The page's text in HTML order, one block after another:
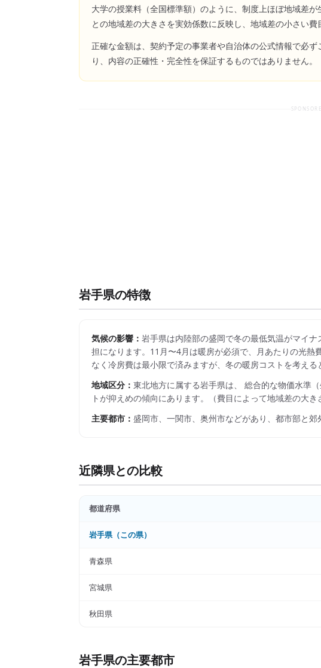
大学の授業料（全国標準額）のように、制度上ほぼ地域差
との地域差の大きさを実効係数に反映し、地域差の小さい費
正確な金額は、契約予定の事業者や自治体の公式情報で必
り、内容の正確性・完全性を保証するものではありません。
岩手県の特徴
気候の影響： 岩手県は内陸部の盛岡で冬の最低気温がマイ
担になります。11月〜4月は暖房が必須で、月あたりの光
なく冷房費は最小限で済みますが、冬の暖房コストを考える
地域区分： 東北地方に属する岩手県は、 総合的な物価水準
トが抑えめの傾向にあります。
（費目によって地域差の大き
主要都市： 盛岡市、一関市、奥州市などがあり、都市部と郊
近隣県との比較
都道府県
岩手県（この県）
青森県
宮城県
秋田県
岩手県の主要都市